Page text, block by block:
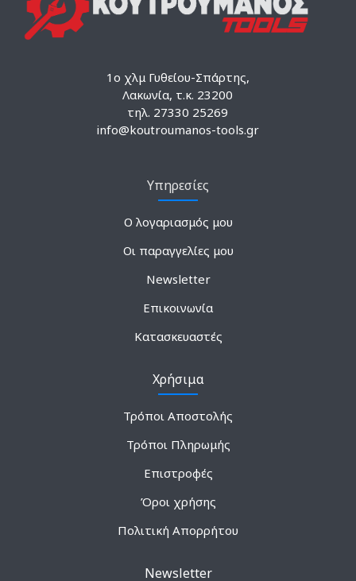
1ο χλμ Γυθείου-Σπάρτης,
Λακωνία, τ.κ. 23200
τηλ. 27330 25269
info@koutroumanos-tools.gr
Υπηρεσίες
Ο λογαριασμός μου
Οι παραγγελίες μου
Newsletter
Επικοινωνία
Κατασκευαστές
Χρήσιμα
Τρόποι Αποστολής
Τρόποι Πληρωμής
Επιστροφές
Όροι χρήσης
Πολιτική Απορρήτου
Newsletter